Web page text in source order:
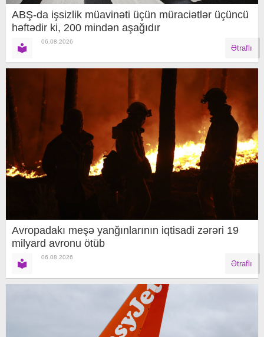
ABŞ-da işsizlik müavinəti üçün müraciətlər üçüncü
həftədir ki, 200 mindən aşağıdır
06.08.2026
Ətraflı
Avropadakı meşə yanğınlarının iqtisadi zərəri 19
milyard avronu ötüb
06.08.2026
Ətraflı